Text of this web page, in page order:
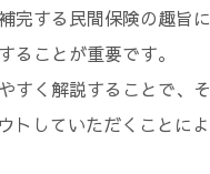
完する民間保険の趣旨に
ことが重要です。
すく解説することで、そ
トしていただくことによ